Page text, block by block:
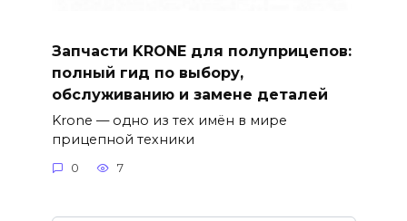
Запчасти KRONE для полуприцепов:
полный гид по выбору,
обслуживанию и замене деталей
Krone — одно из тех имён в мире
прицепной техники
0 7